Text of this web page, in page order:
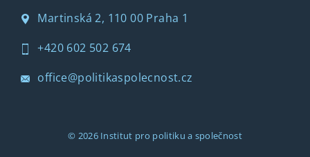
Martinská 2, 110 00 Praha 1
+420 602 502 674
office@politikaspolecnost.cz
© 2026 Institut pro politiku a společnost